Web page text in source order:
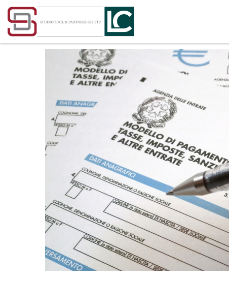
Passa al contenuto